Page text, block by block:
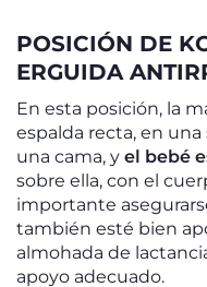
POSICIÓN DE
ERGUIDA
En esta posición, la
espalda recta, en una
una cama, y el bebé
sobre ella, con el
importante
también esté bien
almohada de
apoyo adecuado.